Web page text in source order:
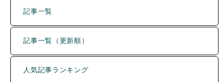
記事一覧（更新順）
人気記事ランキング